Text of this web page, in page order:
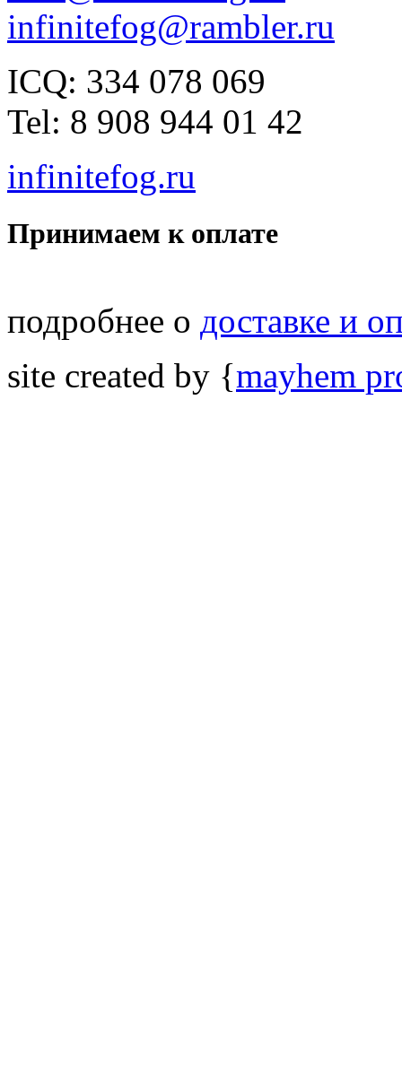
infinitefog@rambler.ru
ICQ: 334 078 069
Tel: 8 908 944 01 42
infinitefog.ru
Принимаем к оплате
подробнее о доставке и
site created by {mayhem